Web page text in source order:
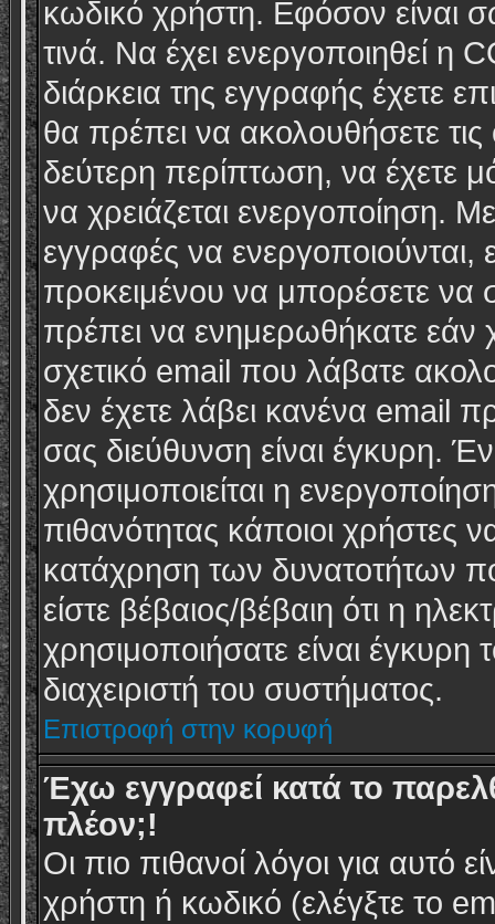
κωδικό χρήστη. Εφόσον είναι
τινά. Να έχει ενεργοποιηθεί η
διάρκεια της εγγραφής έχετε
θα πρέπει να ακολουθήσετε τις
δεύτερη περίπτωση, να έχετε
να χρειάζεται ενεργοποίηση.
εγγραφές να ενεργοποιούνται,
προκειμένου να μπορέσετε να
πρέπει να ενημερωθήκατε εάν
σχετικό email που λάβατε
δεν έχετε λάβει κανένα email
σας διεύθυνση είναι έγκυρη.
χρησιμοποιείται η
πιθανότητας κάποιοι χρήστες
κατάχρηση των δυνατοτήτων
είστε βέβαιος/βέβαιη ότι η
χρησιμοποιήσατε είναι έγκυρη
διαχειριστή του συστήματος.
Επιστροφή στην κορυφή
Έχω εγγραφεί κατά το
πλέον;!
Οι πιο πιθανοί λόγοι για αυτό
χρήστη ή κωδικό (ελέγξτε το